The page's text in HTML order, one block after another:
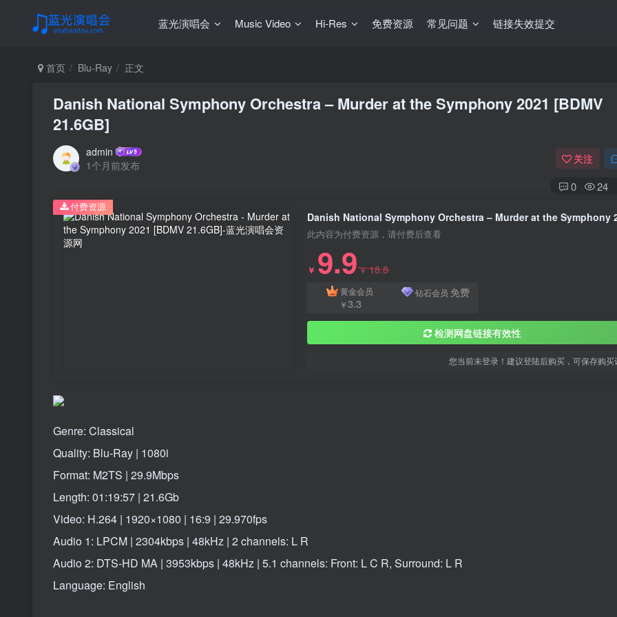
蓝光演唱会 Music Video Hi-Res 免费资源 常见问题 链接失效提交
首页 Blu-Ray 正文
Danish National Symphony Orchestra – Murder at the Symphony 2021 [BDMV
21.6GB]
admin
1个月前发布
关注
0 24
此内容为付费资源，请付费后查看
￥ 9.9￥18.8
黄金会员
￥3.3
钻石会员 免费
检测网盘链接有效性
您当前未登录！建议登陆后购买，可保存购买
付费资源
Genre: Classical
Quality: Blu-Ray | 1080i
Format: M2TS | 29.9Mbps
Length: 01:19:57 | 21.6Gb
Video: H.264 | 1920×1080 | 16:9 | 29.970fps
Audio 1: LPCM | 2304kbps | 48kHz | 2 channels: L R
Audio 2: DTS-HD MA | 3953kbps | 48kHz | 5.1 channels: Front: L C R, Surround: L R
Language: English